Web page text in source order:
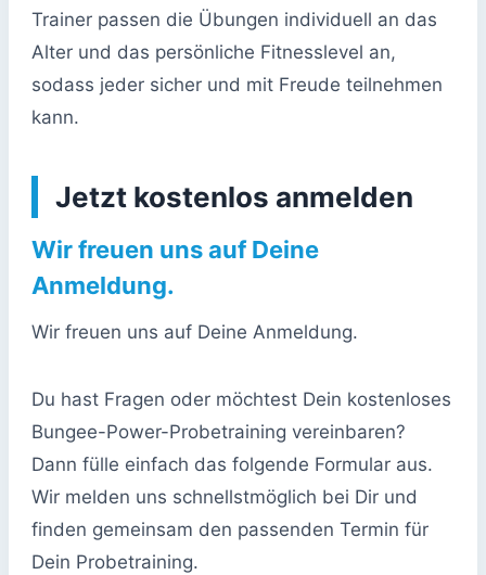
Trainer passen die Übungen individuell an das
Alter und das persönliche Fitnesslevel an,
sodass jeder sicher und mit Freude teilnehmen
kann.
Jetzt kostenlos anmelden
Wir freuen uns auf Deine
Anmeldung.
Wir freuen uns auf Deine Anmeldung.
Du hast Fragen oder möchtest Dein kostenloses
Bungee-Power-Probetraining vereinbaren?
Dann fülle einfach das folgende Formular aus.
Wir melden uns schnellstmöglich bei Dir und
finden gemeinsam den passenden Termin für
Dein Probetraining.